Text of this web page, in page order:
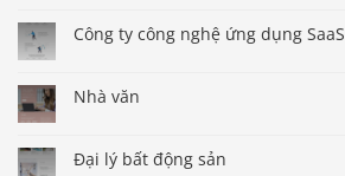
Công ty công nghệ ứng dụng SaaS
Nhà văn
Đại lý bất động sản